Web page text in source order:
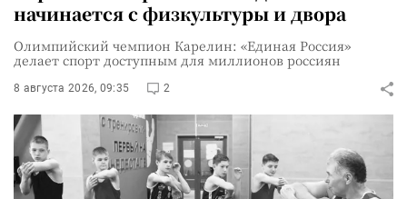
начинается с физкультуры и двора
Олимпийский чемпион Карелин: «Единая Россия»
делает спорт доступным для миллионов россиян
8 августа 2026, 09:35 2